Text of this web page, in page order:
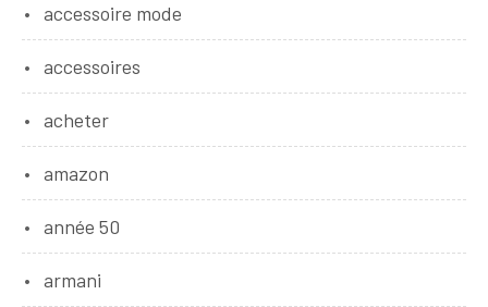
accessoire mode
accessoires
acheter
amazon
année 50
armani